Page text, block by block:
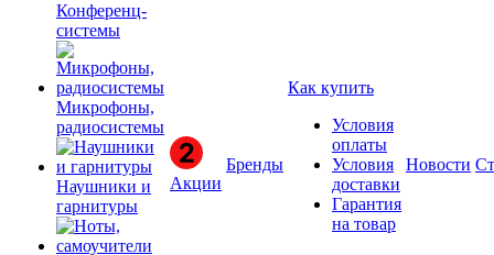
Конференц-
системы
Микрофоны,
радиосистемы
Наушники и
гарнитуры
Акции
Бренды
Как купить
Условия
оплаты
Условия
доставки
Гарантия
на товар
Новости